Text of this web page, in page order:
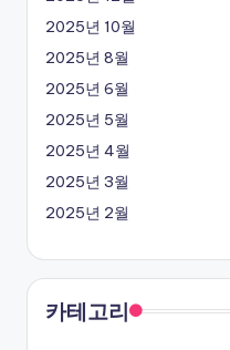
2025년 10월
2025년 8월
2025년 6월
2025년 5월
2025년 4월
2025년 3월
2025년 2월
카테고리